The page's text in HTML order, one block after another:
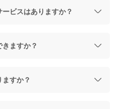
ビスはありますか？
ますか？
すか？